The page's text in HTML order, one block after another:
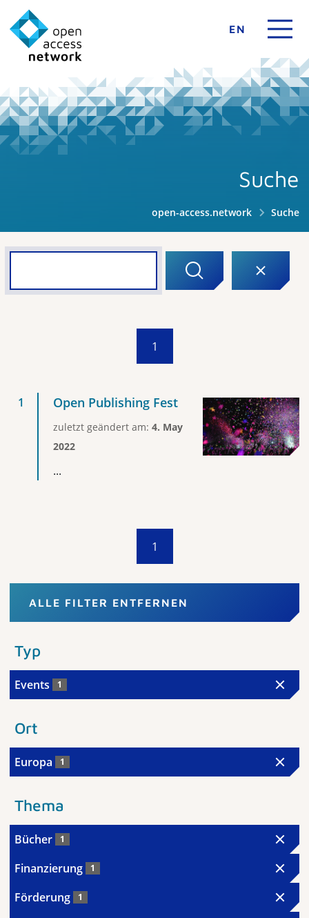
EN
Suche
open-access.network Suche
1
Open Publishing Fest
zuletzt geändert am: 4. May
2022
...
1
ALLE FILTER ENTFERNEN
Typ
Events 1
Ort
Europa 1
Thema
Bücher 1
Finanzierung 1
Förderung 1